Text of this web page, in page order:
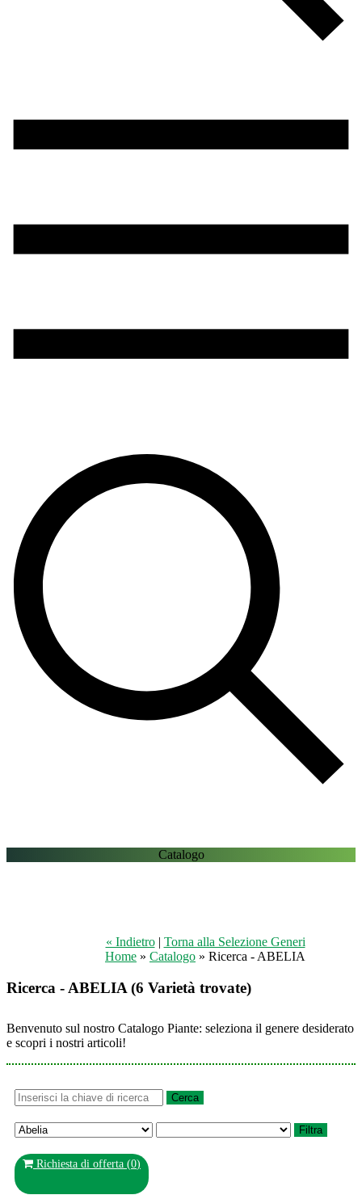
Catalogo
« Indietro| Torna alla Selezione Generi
Home » Catalogo » Ricerca - ABELIA
Ricerca - ABELIA (6 Varietà trovate)
Benvenuto sul nostro Catalogo Piante: seleziona il genere desiderato
e scopri i nostri articoli!
Richiesta di offerta (0)